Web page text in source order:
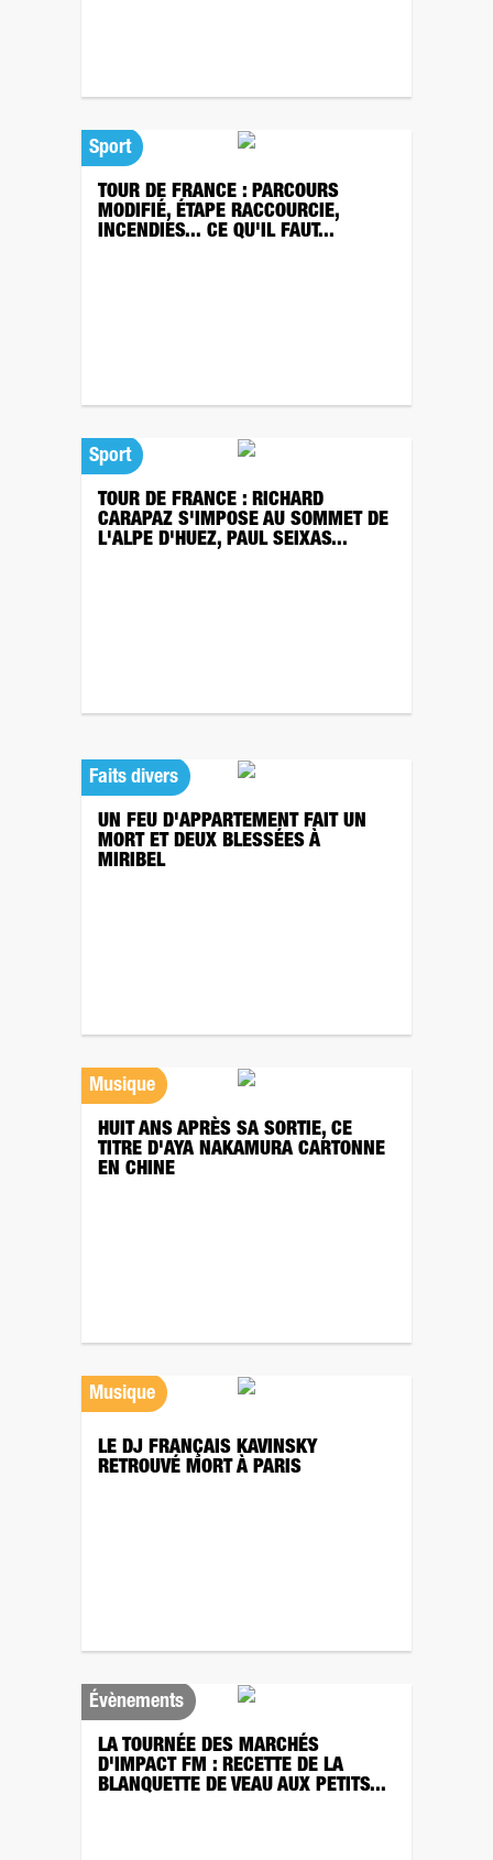
Sport
TOUR DE FRANCE : PARCOURS
MODIFIÉ, ÉTAPE RACCOURCIE,
INCENDIES... CE QU'IL FAUT...
Sport
TOUR DE FRANCE : RICHARD
CARAPAZ S'IMPOSE AU SOMMET DE
L'ALPE D'HUEZ, PAUL SEIXAS...
Faits divers
UN FEU D'APPARTEMENT FAIT UN
MORT ET DEUX BLESSÉES À
MIRIBEL
Musique
HUIT ANS APRÈS SA SORTIE, CE
TITRE D'AYA NAKAMURA CARTONNE
EN CHINE
Musique
LE DJ FRANÇAIS KAVINSKY
RETROUVÉ MORT À PARIS
Évènements
LA TOURNÉE DES MARCHÉS
D'IMPACT FM : RECETTE DE LA
BLANQUETTE DE VEAU AUX PETITS...